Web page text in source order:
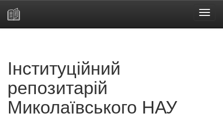
Інституційний
репозитарій
Миколаївського НАУ